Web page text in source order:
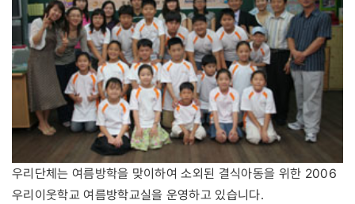
우리단체는 여름방학을 맞이하여 소외된 결식아동을 위한 2006
우리이웃학교 여름방학교실을 운영하고 있습니다.